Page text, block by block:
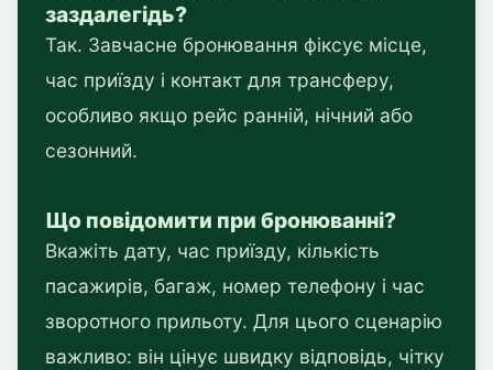
заздалегідь?
Так. Завчасне бронювання фіксує місце,
час приїзду і контакт для трансферу,
особливо якщо рейс ранній, нічний або
сезонний.
Що повідомити при бронюванні?
Вкажіть дату, час приїзду, кількість
пасажирів, багаж, номер телефону і час
зворотного прильоту. Для цього сценарію
важливо: він цінує швидку відповідь, чітку